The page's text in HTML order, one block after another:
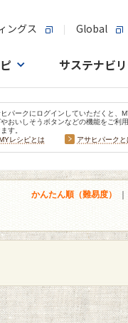
ングス Global
サステナビ
ヒパークにログインしていただくと、
やおいしそうボタンなどの機能をご利
す。
レシピとは
アサヒパークと
かんたん順（難易度）